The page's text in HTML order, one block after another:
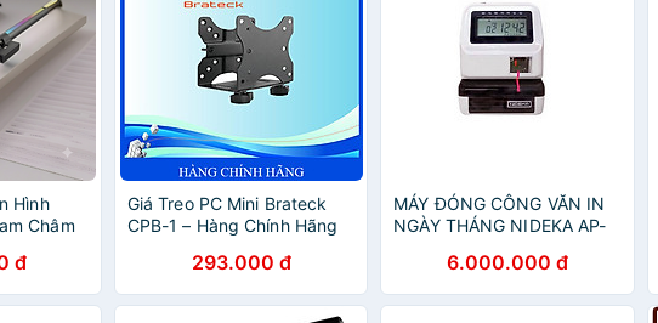
Hình
Châm
- Hàng
đ
Giá Treo PC Mini Brateck
CPB-1 – Hàng Chính Hãng
293.000 đ
MÁY ĐÓNG CÔNG VĂN IN
NGÀY THÁNG NIDEKA AP-
6.000.000 đ